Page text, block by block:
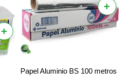
+
+
Papel Aluminio BS 100 metros